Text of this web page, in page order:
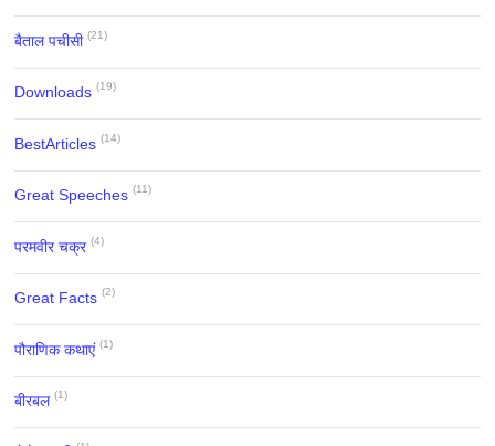
बैताल पचीसी (21)
Downloads (19)
BestArticles (14)
Great Speeches (11)
परमवीर चक्र (4)
Great Facts (2)
पौराणिक कथाएं (1)
बीरबल (1)